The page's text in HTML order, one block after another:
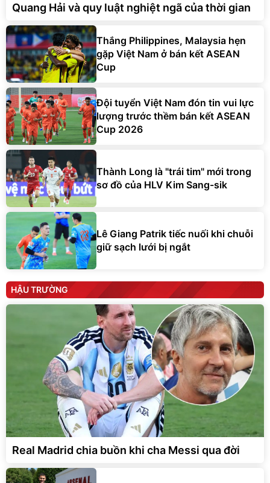
Quang Hải và quy luật nghiệt ngã của thời gian
Thắng Philippines, Malaysia hẹn
gặp Việt Nam ở bán kết ASEAN
Cup
Đội tuyển Việt Nam đón tin vui lực
lượng trước thềm bán kết ASEAN
Cup 2026
Thành Long là "trái tim" mới trong
sơ đồ của HLV Kim Sang-sik
Lê Giang Patrik tiếc nuối khi chuỗi
giữ sạch lưới bị ngắt
HẬU TRƯỜNG
Real Madrid chia buồn khi cha Messi qua đời